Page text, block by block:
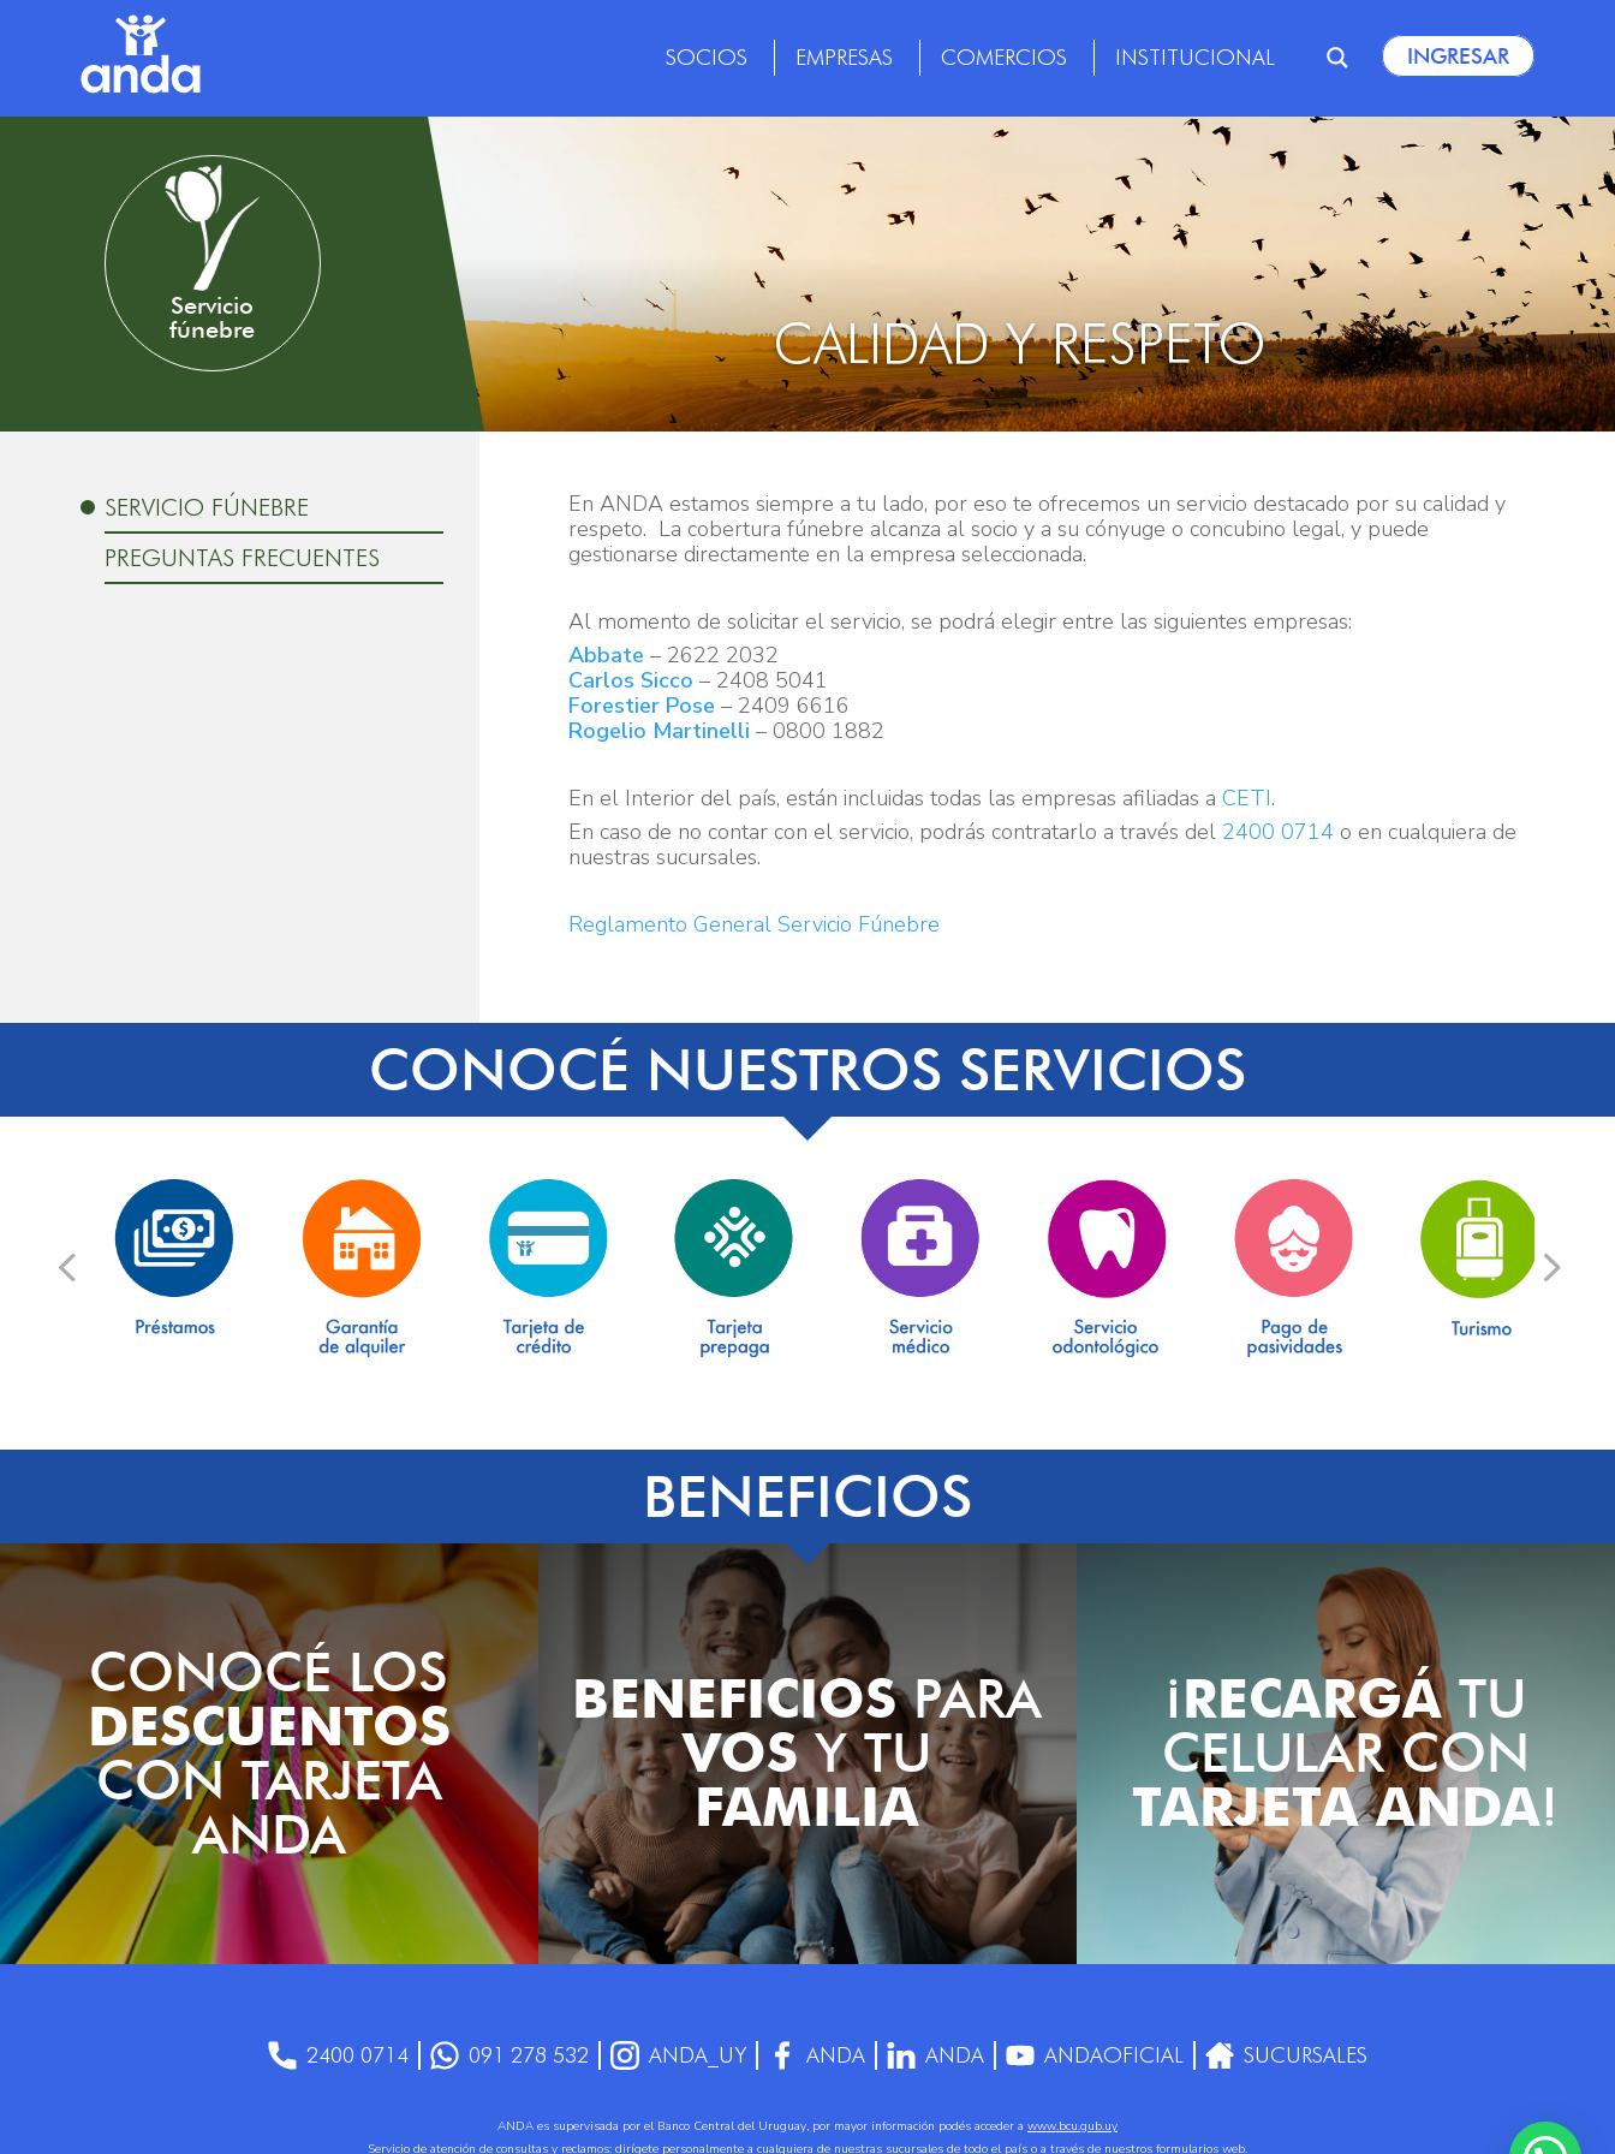
SOCIOS EMPRESAS COMERCIOS INSTITUCIONAL INGRESAR
Servicio
fúnebre
CALIDAD Y RESPETO
SERVICIO FÚNEBRE
PREGUNTAS FRECUENTES
En ANDA estamos siempre a tu lado, por eso te ofrecemos un servicio destacado por su calidad y
respeto. La cobertura fúnebre alcanza al socio y a su cónyuge o concubino legal, y puede
gestionarse directamente en la empresa seleccionada.
Al momento de solicitar el servicio, se podrá elegir entre las siguientes empresas:
Abbate – 2622 2032
Carlos Sicco – 2408 5041
Forestier Pose – 2409 6616
Rogelio Martinelli – 0800 1882
En el Interior del país, están incluidas todas las empresas afiliadas a CETI.
En caso de no contar con el servicio, podrás contratarlo a través del 2400 0714 o en cualquiera de
nuestras sucursales.
Reglamento General Servicio Fúnebre
CONOCÉ NUESTROS SERVICIOS
BENEFICIOS
CONOCÉ LOS
DESCUENTOS
CON TARJETA
ANDA
BENEFICIOSPARA
VOSY TU
FAMILIA
¡RECARGÁTU
CELULAR CON
TARJETA ANDA!
2400 0714 091 278 532 ANDA_UY ANDA ANDA ANDAOFICIAL SUCURSALES
ANDA es supervisada por el Banco Central del Uruguay, por mayor información podés acceder a www.bcu.gub.uy
Servicio de atención de consultas y reclamos: dirígete personalmente a cualquiera de nuestras sucursales de todo el país o a través de nuestros formularios web.